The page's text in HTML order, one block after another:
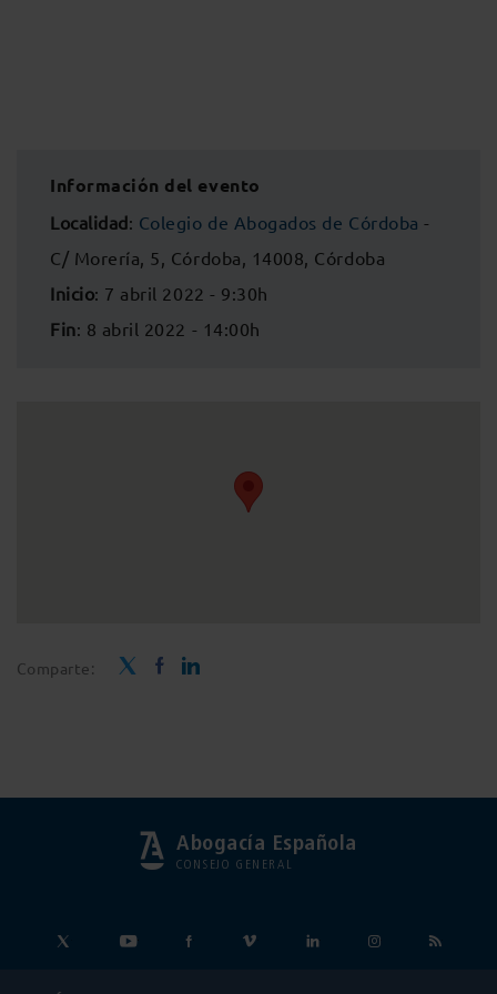
Información del evento
Localidad: Colegio de Abogados de Córdoba -
C/ Morería, 5, Córdoba, 14008, Córdoba
Inicio: 7 abril 2022 - 9:30h
Fin: 8 abril 2022 - 14:00h
Comparte:
Abogacía Española
CONSEJO GENERAL